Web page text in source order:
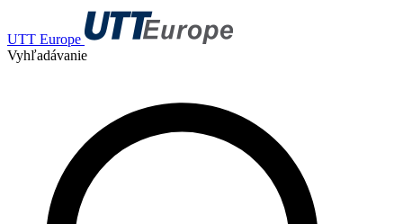
UTT Europe
Vyhľadávanie